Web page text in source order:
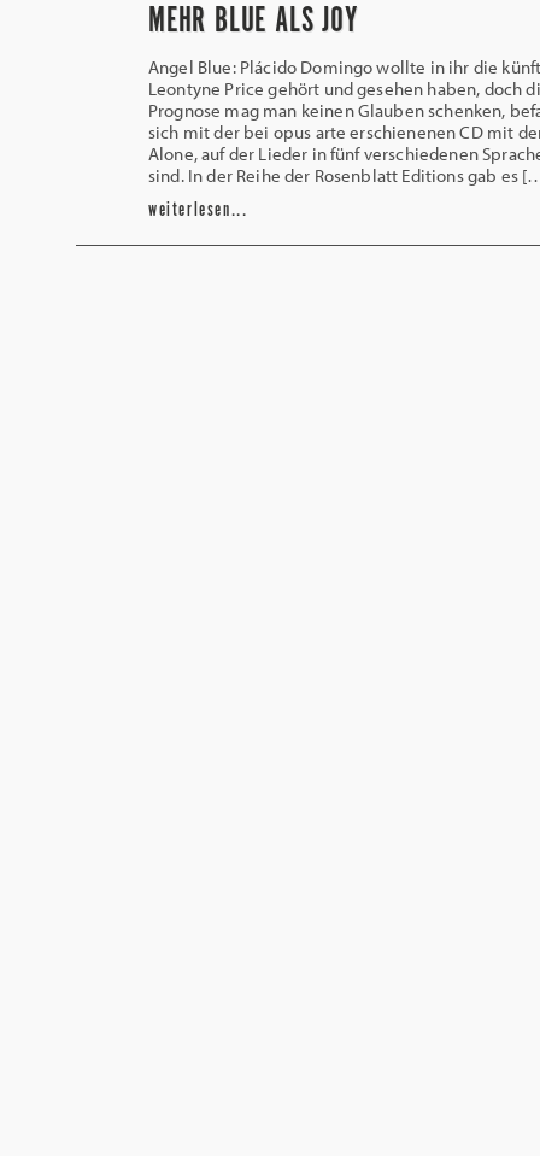
MEHR BLUE ALS JOY
Angel Blue: Plácido Domingo wollte in ihr die
Leontyne Price gehört und gesehen haben, doch
Prognose mag man keinen Glauben schenken,
sich mit der bei opus arte erschienenen CD mit
Alone, auf der Lieder in fünf verschiedenen
sind. In der Reihe der Rosenblatt Editions gab es
weiterlesen...